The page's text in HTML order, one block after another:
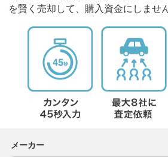
を賢く売却して、購入資金にしませ
メーカー